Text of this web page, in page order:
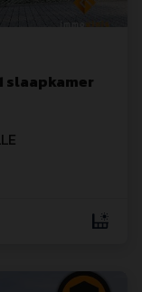
slaapkamer